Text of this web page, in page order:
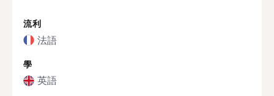
流利
法語
學
英語